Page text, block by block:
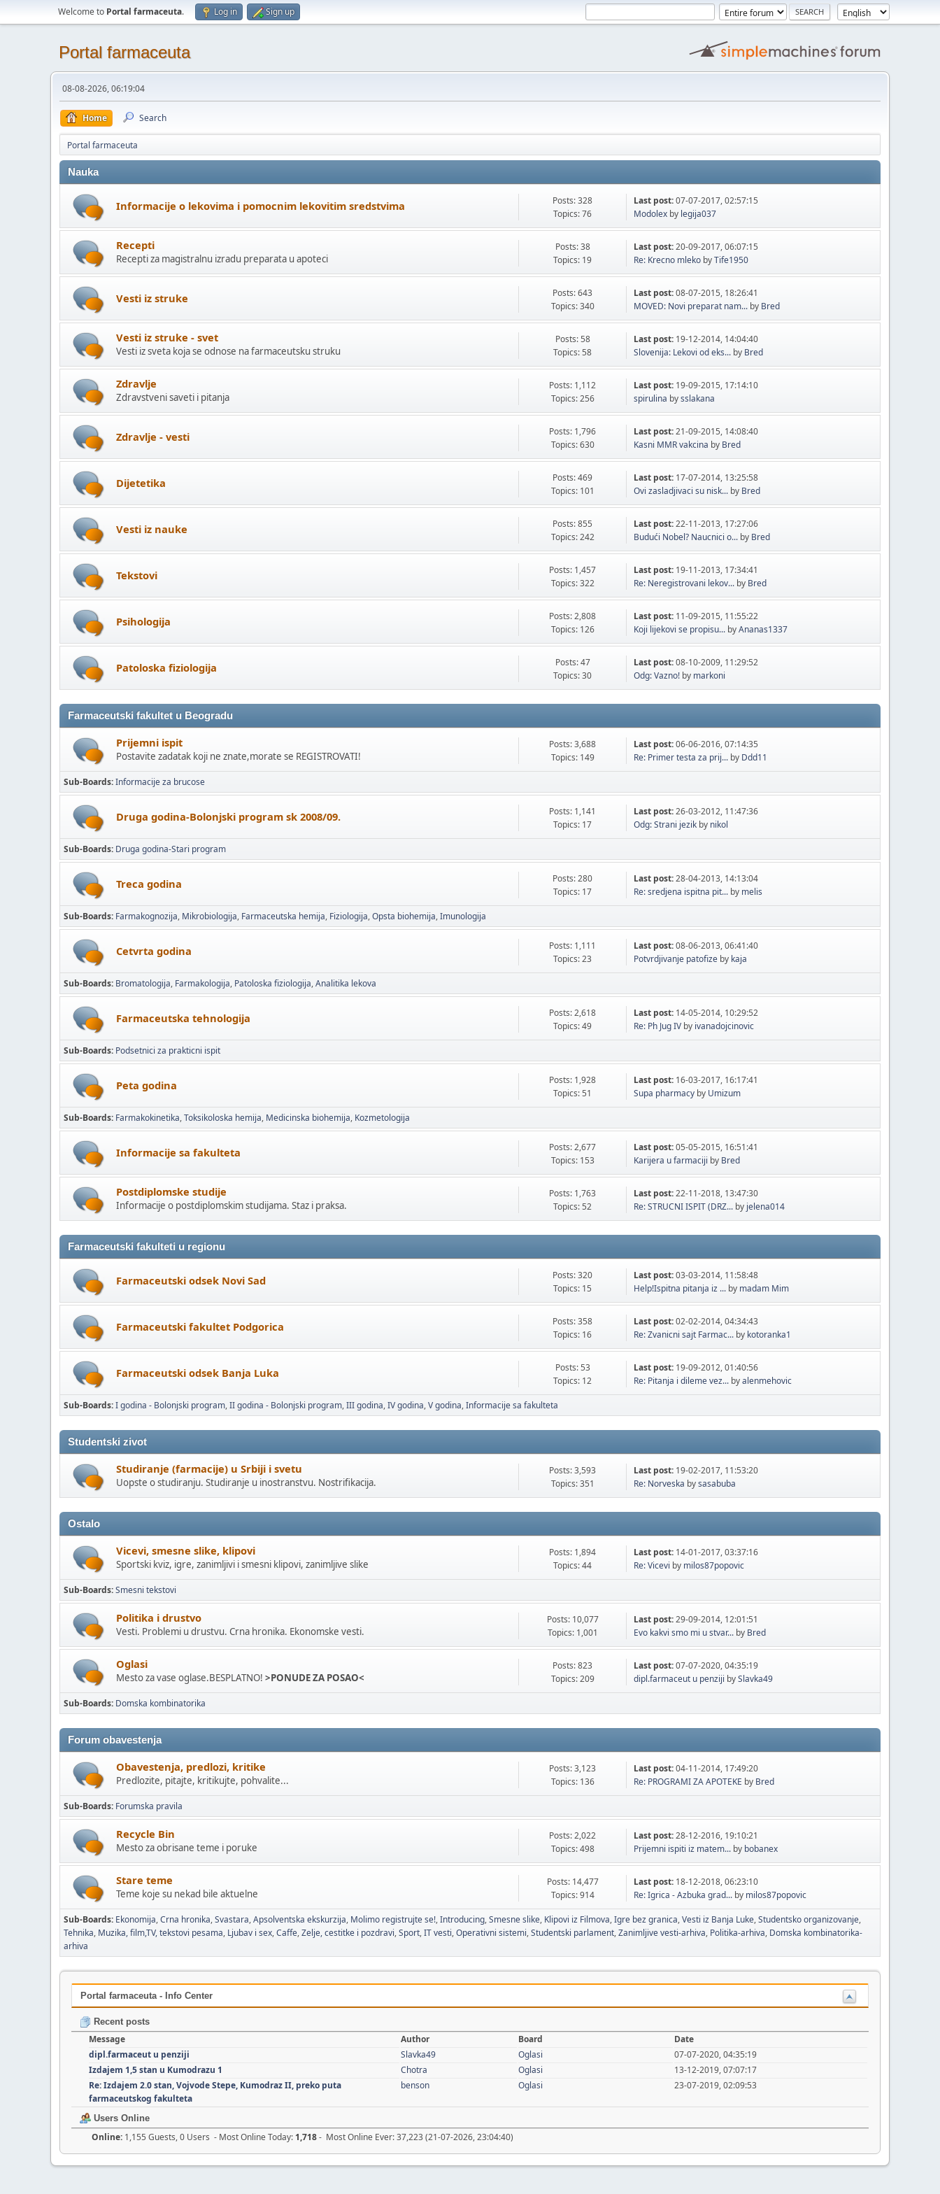
Welcome to Portal farmaceuta. Log in Sign up
Portal farmaceuta
08-08-2026, 06:19:04
Home Search
Portal farmaceuta
Nauka
Informacije o lekovima i pomocnim lekovitim sredstvima
Posts: 328
Topics: 76
Last post:07-07-2017, 02:57:15
Modolex by legija037
Recepti
Recepti za magistralnu izradu preparata u apoteci
Posts: 38
Topics: 19
Last post:20-09-2017, 06:07:15
Re: Krecno mleko byTife1950
Vesti iz struke
Posts: 643
Topics: 340
Last post:08-07-2015, 18:26:41
MOVED: Novi preparat nam... by Bred
Vesti iz struke - svet
Vesti iz sveta koja se odnose na farmaceutsku struku
Posts: 58
Topics: 58
Last post: 19-12-2014, 14:04:40
Slovenija: Lekovi od eks... by Bred
Zdravlje
Zdravstveni saveti i pitanja
Posts: 1,112
Topics: 256
Last post: 19-09-2015, 17:14:10
spirulina bysslakana
Zdravlje - vesti
Posts: 1,796
Topics: 630
Last post:21-09-2015, 14:08:40
Kasni MMR vakcina by Bred
Dijetetika
Posts: 469
Topics: 101
Last post: 17-07-2014, 13:25:58
Ovi zasladjivaci su nisk... by Bred
Vesti iz nauke
Posts: 855
Topics: 242
Last post:22-11-2013, 17:27:06
Budući Nobel? Naucnici o... by Bred
Tekstovi
Posts: 1,457
Topics: 322
Last post: 19-11-2013, 17:34:41
Re: Neregistrovani lekov... by Bred
Psihologija
Posts: 2,808
Topics: 126
Last post: 11-09-2015, 11:55:22
Koji lijekovi se propisu... byAnanas1337
Patoloska fiziologija
Posts: 47
Topics: 30
Last post:08-10-2009, 11:29:52
Odg: Vazno! by markoni
Farmaceutski fakultet u Beogradu
Prijemni ispit
Postavite zadatak koji ne znate,morate se REGISTROVATI!
Posts: 3,688
Topics: 149
Last post:06-06-2016, 07:14:35
Re: Primer testa za prij... by Ddd11
Sub-Boards Informacije za brucose
Druga godina-Bolonjski program sk 2008/09.
Posts: 1,141
Topics: 17
Last post:26-03-2012, 11:47:36
Odg: Strani jezik by nikol
Sub-Boards Druga godina-Stari program
Treca godina
Posts: 280
Topics: 17
Last post:28-04-2013, 14:13:04
Re: sredjena ispitna pit... by melis
Sub-Boards Farmakognozija Mikrobiologija Farmaceutska hemija Fiziologija Opsta biohemija Imunologija
Cetvrta godina
Posts: 1,111
Topics: 23
Last post:08-06-2013, 06:41:40
Potvrdjivanje patofize by kaja
Sub-Boards Bromatologija Farmakologija Patoloska fiziologija Analitika lekova
Farmaceutska tehnologija
Posts: 2,618
Topics: 49
Last post: 14-05-2014, 10:29:52
Re: Ph Jug IV by ivanadojcinovic
Sub-Boards Podsetnici za prakticni ispit
Peta godina
Posts: 1,928
Topics: 51
Last post: 16-03-2017, 16:17:41
Supa pharmacy by Umizum
Sub-Boards Farmakokinetika Toksikoloska hemija Medicinska biohemija Kozmetologija
Informacije sa fakulteta
Posts: 2,677
Topics: 153
Last post:05-05-2015, 16:51:41
Karijera u farmaciji by Bred
Postdiplomske studije
Informacije o postdiplomskim studijama. Staz i praksa.
Posts: 1,763
Topics: 52
Last post:22-11-2018, 13:47:30
Re: STRUCNI ISPIT (DRZ... by jelena014
Farmaceutski fakulteti u regionu
Farmaceutski odsek Novi Sad
Posts: 320
Topics: 15
Last post:03-03-2014, 11:58:48
Help!Ispitna pitanja iz ... by madam Mim
Farmaceutski fakultet Podgorica
Posts: 358
Topics: 16
Last post:02-02-2014, 04:34:43
Re: Zvanicni sajt Farmac... by kotoranka1
Farmaceutski odsek Banja Luka
Posts: 53
Topics: 12
Last post: 19-09-2012, 01:40:56
Re: Pitanja i dileme vez... byalenmehovic
Sub-Boards I godina - Bolonjski program II godina - Bolonjski program III godina IV godina V godina Informacije sa fakulteta
Studentski zivot
Studiranje (farmacije) u Srbiji i svetu
Uopste o studiranju. Studiranje u inostranstvu. Nostrifikacija.
Posts: 3,593
Topics: 351
Last post: 19-02-2017, 11:53:20
Re: Norveska bysasabuba
Ostalo
Vicevi, smesne slike, klipovi
Sportski kviz, igre, zanimljivi i smesni klipovi, zanimljive slike
Posts: 1,894
Topics: 44
Last post: 14-01-2017, 03:37:16
Re: Vicevi by milos87popovic
Sub-Boards Smesni tekstovi
Politika i drustvo
Vesti. Problemi u drustvu. Crna hronika. Ekonomske vesti.
Posts: 10,077
Topics: 1,001
Last post:29-09-2014, 12:01:51
Evo kakvi smo mi u stvar... by Bred
Oglasi
Mesto za vase oglase.BESPLATNO! >PONUDE ZA POSAO<
Posts: 823
Topics: 209
Last post:07-07-2020, 04:35:19
dipl.farmaceut u penziji bySlavka49
Sub-Boards Domska kombinatorika
Forum obavestenja
Obavestenja, predlozi, kritike
Predlozite, pitajte, kritikujte, pohvalite...
Posts: 3,123
Topics: 136
Last post:04-11-2014, 17:49:20
Re: PROGRAMI ZA APOTEKE by Bred
Sub-Boards Forumska pravila
Recycle Bin
Mesto za obrisane teme i poruke
Posts: 2,022
Topics: 498
Last post:28-12-2016, 19:10:21
Prijemni ispiti iz matem... by bobanex
Stare teme
Teme koje su nekad bile aktuelne
Posts: 14,477
Topics: 914
Last post: 18-12-2018, 06:23:10
Re: Igrica - Azbuka grad... by milos87popovic
Sub-Boards Ekonomija Crna hronika Svastara Apsolventska ekskurzija Molimo registrujte se! Introducing Smesne slike Klipovi iz Filmova Igre bez granica Vesti iz Banja Luke Studentsko organizovanje
Tehnika Muzika, film,TV, tekstovi pesama Ljubav i sex Caffe Zelje, cestitke i pozdravi Sport IT vesti Operativni sistemi Studentski parlament Zanimljive vesti-arhiva Politika-arhiva Domska kombinatorika-
arhiva
Portal farmaceuta - Info Center
Recent posts
Message Author Board
Date
dipl.farmaceut u penziji
Slavka49 Oglasi
07-07-2020, 04:35:19
Izdajem 1,5 stan u Kumodrazu 1
Chotra Oglasi
13-12-2019, 07:07:17
Re: Izdajem 2.0 stan, Vojvode Stepe, Kumodraz II, preko puta
farmaceutskog fakulteta
benson Oglasi 23-07-2019, 02:09:53
Users Online
Online: 1,155 Guests, 0 Users - Most Online Today: 1,718- Most Online Ever: 37,223 (21-07-2026, 23:04:40)